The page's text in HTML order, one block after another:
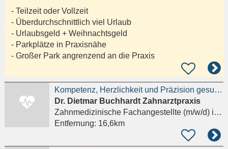
- Teilzeit oder Vollzeit
- Überdurchschnittlich viel Urlaub
- Urlaubsgeld + Weihnachtsgeld
- Parkplätze in Praxisnähe
- Großer Park angrenzend an die Praxis
Kompetenz, Herzlichkeit und Präzision gesucht – ZFA / Prophylaxe / DH
Dr. Dietmar Buchhardt Zahnarztpraxis
Zahnmedizinische Fachangestellte (m/w/d)in Crimmitschau
Entfernung: 16,6km